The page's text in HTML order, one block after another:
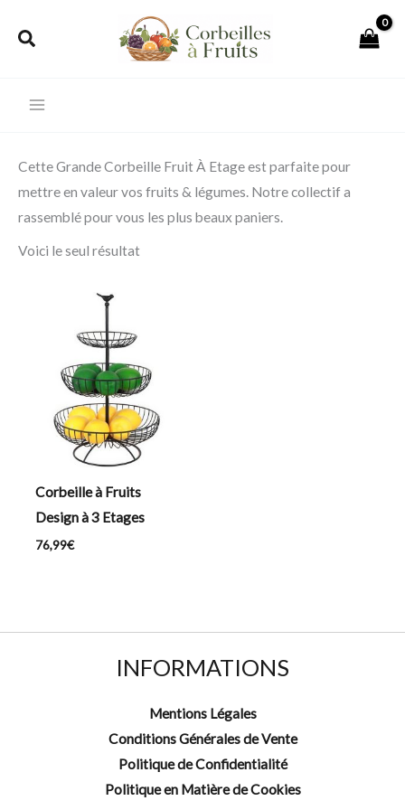
Rechercher
Cette Grande Corbeille Fruit À Etage est parfaite pour
mettre en valeur vos fruits & légumes. Notre collectif a
rassemblé pour vous les plus beaux paniers.
Voici le seul résultat
Corbeille à Fruits
Design à 3 Etages
76,99€
INFORMATIONS
Mentions Légales
Conditions Générales de Vente
Politique de Confidentialité
Politique en Matière de Cookies